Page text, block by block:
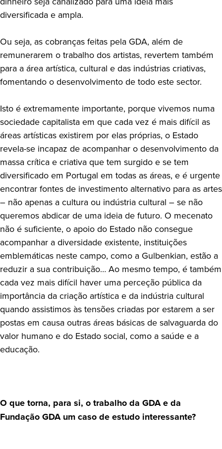
diversificada e ampla.
Ou seja, as cobranças feitas pela GDA, além de
remunerarem o trabalho dos artistas, revertem também
para a área artística, cultural e das indústrias criativas,
fomentando o desenvolvimento de todo este sector.
Isto é extremamente importante, porque vivemos numa
sociedade capitalista em que cada vez é mais difícil as
áreas artísticas existirem por elas próprias, o Estado
revela-se incapaz de acompanhar o desenvolvimento da
massa crítica e criativa que tem surgido e se tem
diversificado em Portugal em todas as áreas, e é urgente
encontrar fontes de investimento alternativo para as artes
– não apenas a cultura ou indústria cultural – se não
queremos abdicar de uma ideia de futuro. O mecenato
não é suficiente, o apoio do Estado não consegue
acompanhar a diversidade existente, instituições
emblemáticas neste campo, como a Gulbenkian, estão a
reduzir a sua contribuição… Ao mesmo tempo, é também
cada vez mais difícil haver uma perceção pública da
importância da criação artística e da indústria cultural
quando assistimos às tensões criadas por estarem a ser
postas em causa outras áreas básicas de salvaguarda do
valor humano e do Estado social, como a saúde e a
educação.
O que torna, para si, o trabalho da GDA e da
Fundação GDA um caso de estudo interessante?